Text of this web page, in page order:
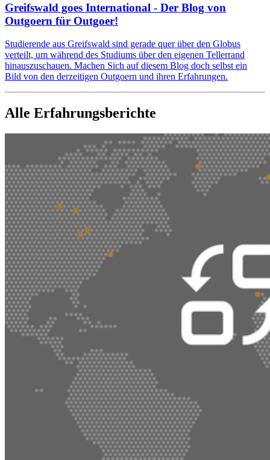
Greifswald goes International - Der Blog von
Outgoern für Outgoer!
Studierende aus Greifswald sind gerade quer über den Globus
verteilt, um während des Studiums über den eigenen Tellerrand
hinauszuschauen. Machen Sich auf diesem Blog doch selbst ein
Bild von den derzeitigen Outgoern und ihren Erfahrungen.
Alle Erfahrungsberichte